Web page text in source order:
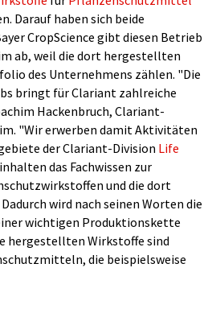
Darauf haben sich beide
CropScience gibt diesen Betrieb
ab, weil die dort hergestellten
des Unternehmens zählen. "Die
bringt für Clariant zahlreiche
Hackenbruch, Clariant-
"Wir erwerben damit Aktivitäten
der Clariant-Division Life
das Fachwissen zur
und die dort
wird nach seinen Worten die
wichtigen Produktionskette
hergestellten Wirkstoffe sind
die beispielsweise